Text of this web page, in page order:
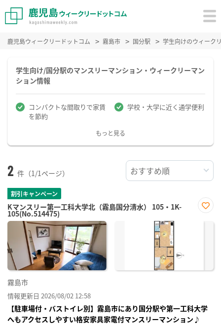
鹿児島ウィークリードットコム 霧島市 国分駅 学生向けのウィーク
学生向け/国分駅のマンスリーマンション・ウィークリーマン
ション情報
コンパクトな間取りで家賃
を節約
学校・大学に近く通学便利
もっと見る
2 件（1/1ページ）
割引キャンペーン
Kマンスリー第一工科大学北（霧島国分清水） 105・1K-
105(No.514475)
に入
霧島市
情報更新日 2026/08/02 12:58
【駐車場付・バストイレ別】霧島市にあり国分駅や第一工科大学
へもアクセスしやすい格安家具家電付マンスリーマンション♪